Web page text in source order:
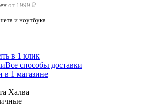
от 1999 ₽
и ноутбука
в 1 клик
Все способы доставки
в 1 магазине
Халва